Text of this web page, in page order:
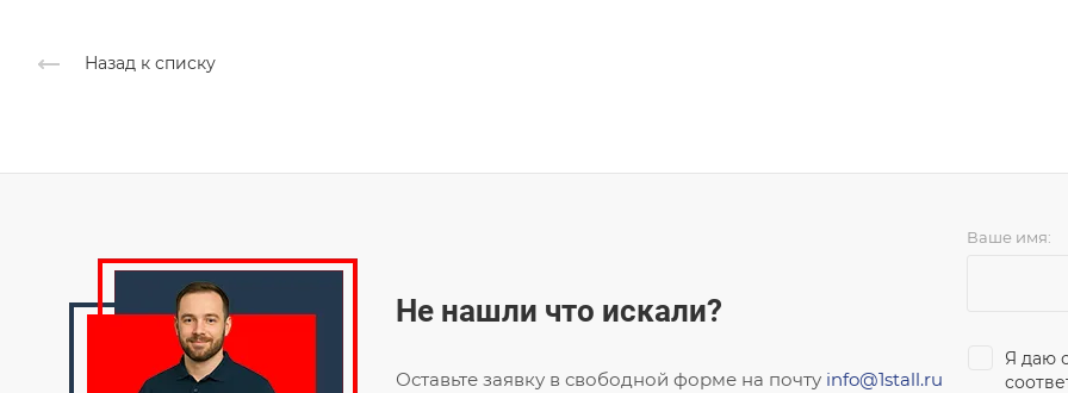
Назад к списку
Не нашли что искали?
Оставьте заявку в свободной форме на почту info@1stall.ru
Ваше имя:
Я даю